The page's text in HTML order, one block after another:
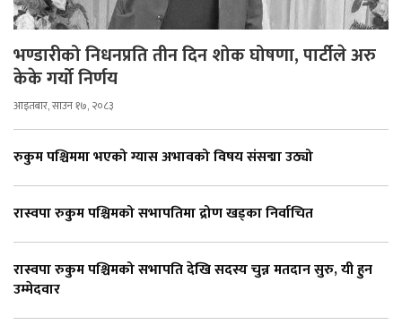
भण्डारीको निधनप्रति तीन दिन शोक घोषणा, पार्टीले अरु
केके गर्यो निर्णय
आइतबार, साउन १७, २०८३
रुकुम पश्चिममा भएको ग्यास अभावको विषय संसद्मा उठ्यो
रास्वपा रुकुम पश्चिमको सभापतिमा द्रोण खड्का निर्वाचित
रास्वपा रुकुम पश्चिमको सभापति देखि सदस्य चुन्न मतदान सुरु, यी हुन
उम्मेदवार